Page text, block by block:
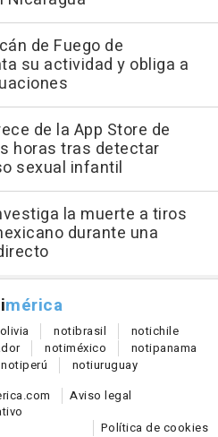
de Fuego de
su actividad y obliga a
de la App Store de
horas tras detectar
sexual infantil
la muerte a tiros
durante una
mérica
notibrasil notichile
notiméxico notipanama
notiperú notiuruguay
Aviso legal
Política de cookies